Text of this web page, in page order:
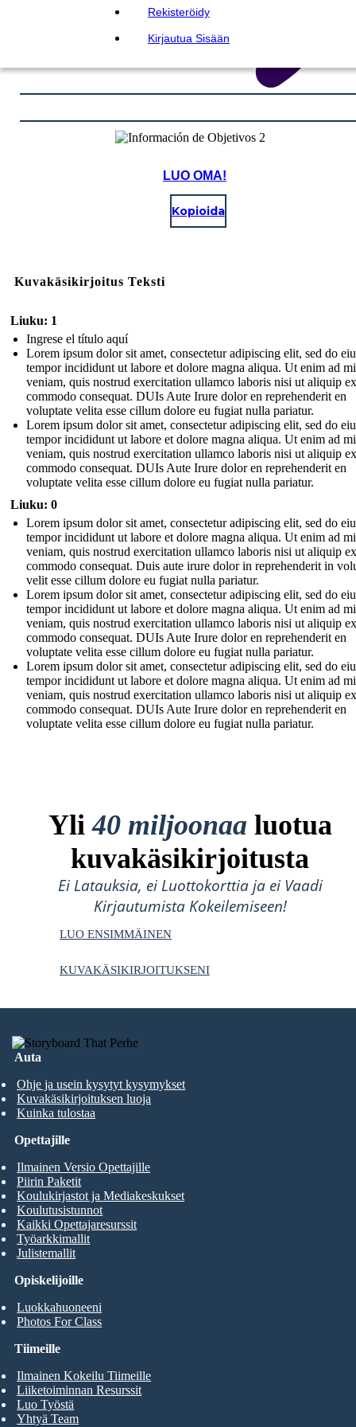
Rekisteröidy
Kirjautua Sisään
LUO OMA!
Kopioida
Kuvakäsikirjoitus Teksti
Liuku: 1
Ingrese el título aquí
Lorem ipsum dolor sit amet, consectetur adipiscing elit, sed do
tempor incididunt ut labore et dolore magna aliqua. Ut enim ad
veniam, quis nostrud exercitation ullamco laboris nisi ut aliquip
commodo consequat. DUIs Aute Irure dolor en reprehenderit en
voluptate velita esse cillum dolore eu fugiat nulla pariatur.
Lorem ipsum dolor sit amet, consectetur adipiscing elit, sed do
tempor incididunt ut labore et dolore magna aliqua. Ut enim ad
veniam, quis nostrud exercitation ullamco laboris nisi ut aliquip
commodo consequat. DUIs Aute Irure dolor en reprehenderit en
voluptate velita esse cillum dolore eu fugiat nulla pariatur.
Liuku: 0
Lorem ipsum dolor sit amet, consectetur adipiscing elit, sed do
tempor incididunt ut labore et dolore magna aliqua. Ut enim ad
veniam, quis nostrud exercitation ullamco laboris nisi ut aliquip
commodo consequat. Duis aute irure dolor in reprehenderit in
velit esse cillum dolore eu fugiat nulla pariatur.
Lorem ipsum dolor sit amet, consectetur adipiscing elit, sed do
tempor incididunt ut labore et dolore magna aliqua. Ut enim ad
veniam, quis nostrud exercitation ullamco laboris nisi ut aliquip
commodo consequat. DUIs Aute Irure dolor en reprehenderit en
voluptate velita esse cillum dolore eu fugiat nulla pariatur.
Lorem ipsum dolor sit amet, consectetur adipiscing elit, sed do
tempor incididunt ut labore et dolore magna aliqua. Ut enim ad
veniam, quis nostrud exercitation ullamco laboris nisi ut aliquip
commodo consequat. DUIs Aute Irure dolor en reprehenderit en
voluptate velita esse cillum dolore eu fugiat nulla pariatur.
Yli40 miljoonaa luotua
kuvakäsikirjoitusta
Ei Latauksia, ei Luottokorttia ja ei Vaadi
Kirjautumista Kokeilemiseen!
LUO ENSIMMÄINEN
KUVAKÄSIKIRJOITUKSENI
Auta
Ohje ja usein kysytyt kysymykset
Kuvakäsikirjoituksen luoja
Kuinka tulostaa
Opiskelijoille
Luokkahuoneeni
Photos For Class
Opettajille
Ilmainen Versio Opettajille
Piirin Paketit
Koulukirjastot ja Mediakeskukset
Koulutusistunnot
Kaikki Opettajaresurssit
Työarkkimallit
Julistemallit
Tiimeille
Ilmainen Kokeilu Tiimeille
Liiketoiminnan Resurssit
Luo Työstä
Yhtyä Team